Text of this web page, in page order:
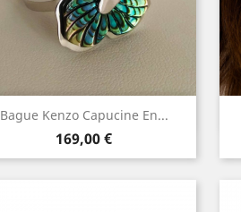
Bague Kenzo Capucine En...
Prix
169,00 €
Aperçu rapide